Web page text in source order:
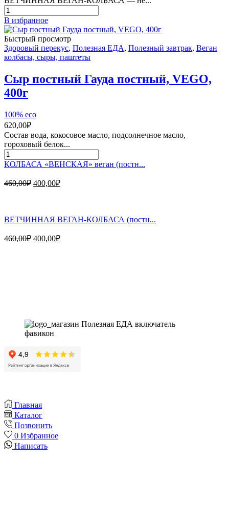
460,00₽.
Количество
товара
ВЕТЧИННАЯ
ВЕГАН-
КОЛБАСА
(постная)
г
В избранное
Быстрый просмотр
Здоровый перекус, Полезная ЕДА, Полезный завтрак, Веган
колбасы, сыры, паштеты
Сыр постный Гауда постный, VEGO,
400г
100% eco
620,00₽
Состав вода, кокосовое масло, подсолнечное масло,
гороховый белок...
Количество
товара
постный
Гауда
400г
КОЛБАСА «ВЕНСКАЯ» веган (постн...
460,00₽ Первоначальная
400,00₽Текущая
ВЕТЧИННАЯ ВЕГАН-КОЛБАСА (постн...
460,00₽ Первоначальная
400,00₽Текущая
Главная
Каталог
Позвонить
0 Избранное
Написать